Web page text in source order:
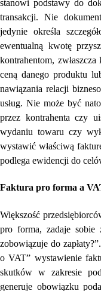
stanowi podstawy do
transakcji. Nie
jedynie określa
ewentualną kwotę
kontrahentom,
ceną danego produktu
nawiązania relacji
usług. Nie może być
przez kontrahenta czy
wydaniu towaru czy
wystawić właściwą
podlega ewidencji do
Faktura pro forma a
Większość
pro forma, zadaje sobie
zobowiązuje do
o VAT” wystawienie
skutków w zakresie
generuje obowiązku